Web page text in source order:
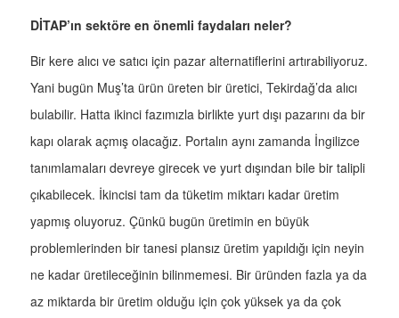
DİTAP’ın sektöre en önemli faydaları neler?
Bir kere alıcı ve satıcı için pazar alternatiflerini artırabiliyoruz.
Yani bugün Muş’ta ürün üreten bir üretici, Tekirdağ’da alıcı
bulabilir. Hatta ikinci fazımızla birlikte yurt dışı pazarını da bir
kapı olarak açmış olacağız. Portalın aynı zamanda İngilizce
tanımlamaları devreye girecek ve yurt dışından bile bir talipli
çıkabilecek. İkincisi tam da tüketim miktarı kadar üretim
yapmış oluyoruz. Çünkü bugün üretimin en büyük
problemlerinden bir tanesi plansız üretim yapıldığı için neyin
ne kadar üretileceğinin bilinmemesi. Bir üründen fazla ya da
az miktarda bir üretim olduğu için çok yüksek ya da çok